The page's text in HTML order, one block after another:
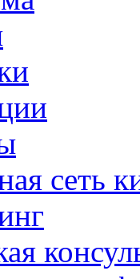
сеть